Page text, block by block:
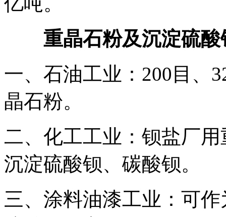
重晶石粉及沉淀硫酸
一、石油工业：200目、
晶石粉。
二、化工工业：钡盐厂
沉淀硫酸钡、碳酸钡。
三、涂料油漆工业：可